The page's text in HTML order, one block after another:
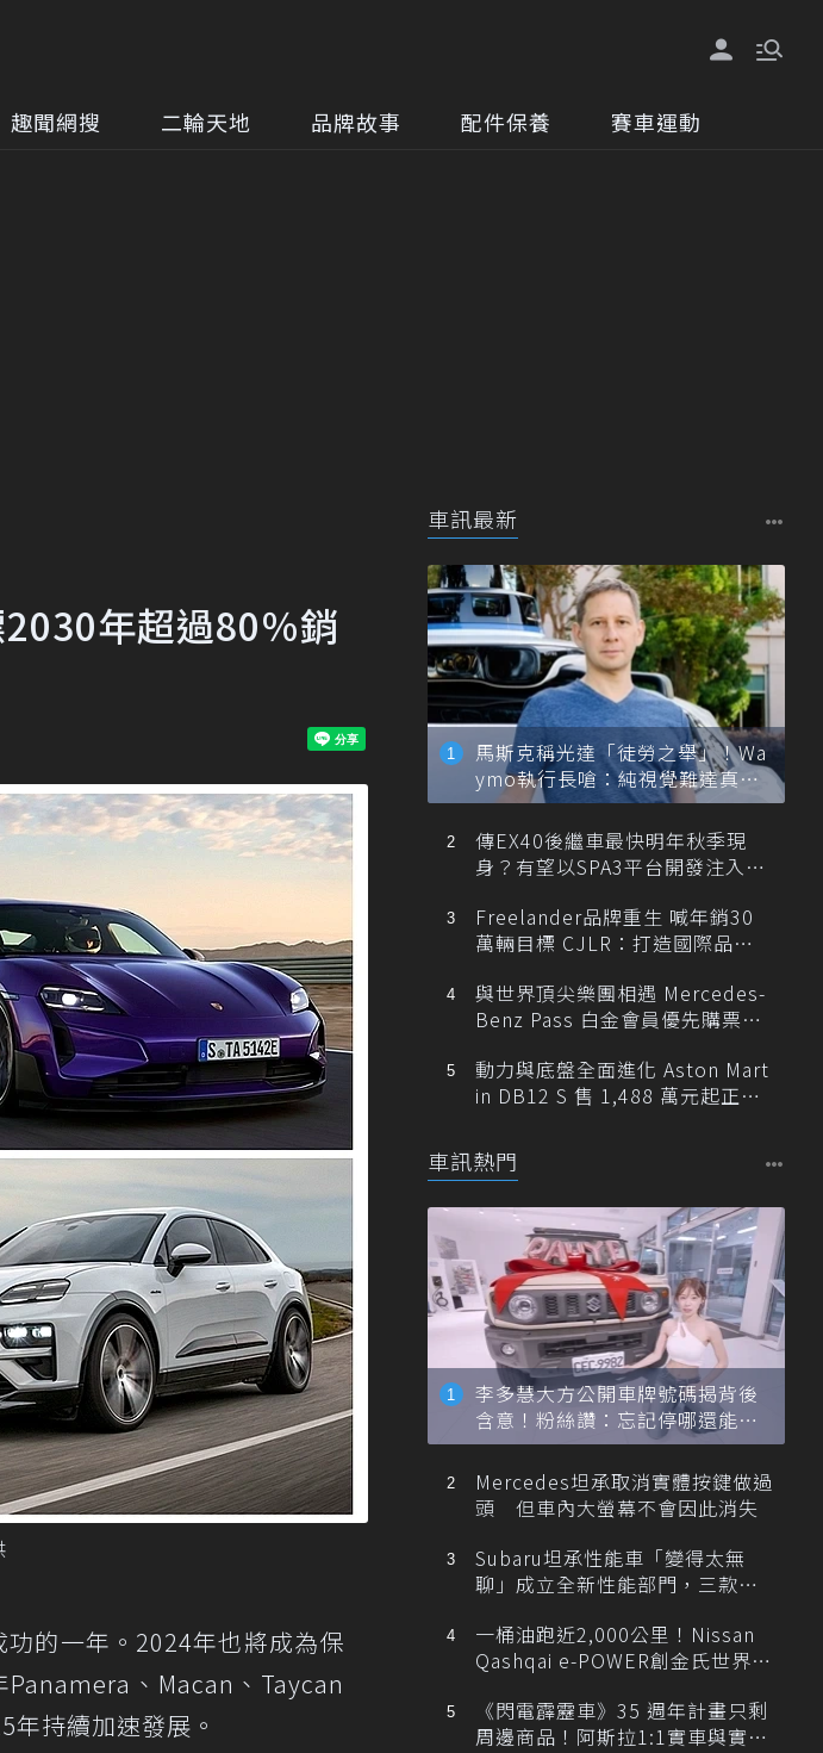
趣聞網搜 二輪天地 品牌故事 配件保養 賽車運動
年超過80％銷
的一年。2024年也將成為保
、Macan、Taycan
持續加速發展。
車訊最新
馬斯克稱光達「徒勞之舉」！Wa
ymo執行長嗆：純視覺難達真正
自動駕駛
傳EX40後繼車最快明年秋季現
身？有望以SPA3平台開發注入80
Freelander品牌重生 喊年銷30
萬輛目標 CJLR：打造國際品牌
與世界頂尖樂團相遇 Mercedes-
Benz Pass 白金會員優先購票維
動力與底盤全面進化 Aston Mart
in DB12 S 售 1,488 萬元起正式
車訊熱門
李多慧大方公開車牌號碼揭背後
含意！粉絲讚：忘記停哪還能幫
忙找車
Mercedes坦承取消實體按鍵做過
頭 但車內大螢幕不會因此消失
Subaru坦承性能車「變得太無
聊」成立全新性能部門，三款手
一桶油跑近2,000公里！Nissan
Qashqai e-POWER創金氏世界紀
《閃電霹靂車》35 週年計畫只剩
周邊商品！阿斯拉1:1實車與實體